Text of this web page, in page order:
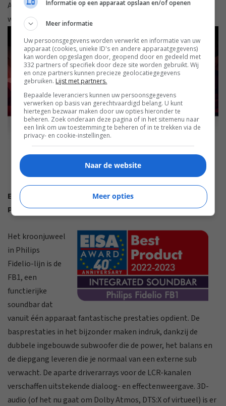
Apple AirPlay en Google Home, waardoor het makkelijk
wordt om muziek af te spelen.
EISA INTEGRATED SOUNDBAR 2022-2023
Philips Fidelio FB1
Het kroonjuweel
in Philips
Fidelio-lijn is de
FB1, een
functierijke
soundbar dat
vanuit één apparaat fantastische prestaties opdient. De
basprestaties in het bijzonder maken indruk, dankzij de
dubbele ingebouwde subwoofer die de power, het balans en
de diepgang leveren die je normaal van een externe sub
verwacht. De aparte driverarrays voor de LCR-kanalen
verschaffen uitstekende dialoog- en effectenweergave. 3D-
audio (of het nu gaat om Dolby Atmos, DTS:X of virtueel) is er
Informatie op een apparaat opslaan en/of openen
Meer informatie
Uw persoonsgegevens worden verwerkt en informatie van uw
apparaat (cookies, unieke ID's en andere apparaatgegevens)
kan worden opgeslagen door, geopend door en gedeeld met
332 partners of specifiek door deze site worden gebruikt. Wij
en onze partners kunnen precieze geolocatiegegevens
gebruiken. Lijst met partners.
Bepaalde leveranciers kunnen uw persoonsgegevens
verwerken op basis van gerechtvaardigd belang. U kunt
hiertegen bezwaar maken door uw opties hieronder te
beheren. Zoek onderaan deze pagina of in het sitemenu naar
een link om uw toestemming te beheren of in te trekken via de
privacy- en cookie-instellingen.
Naar de website
Meer opties